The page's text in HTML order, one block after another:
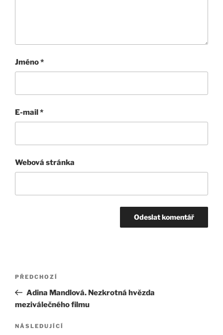
Jméno*
E-mail*
Webová stránka
Navigace
příspěvek
Předchozí
příspěvek
PŘEDCHOZÍ
Adina Mandlová. Nezkrotná hvězda
meziválečného filmu
Následující
NÁSLEDUJÍCÍ